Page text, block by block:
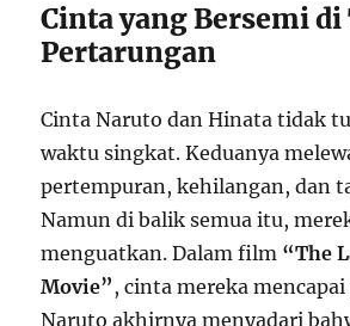
Cinta yang Bersemi
Pertarungan
Cinta Naruto dan Hinata tidak
waktu singkat. Keduanya
pertempuran, kehilangan, dan
Namun di balik semua itu,
menguatkan. Dalam film “The
Movie”, cinta mereka
Naruto akhirnya menyadari